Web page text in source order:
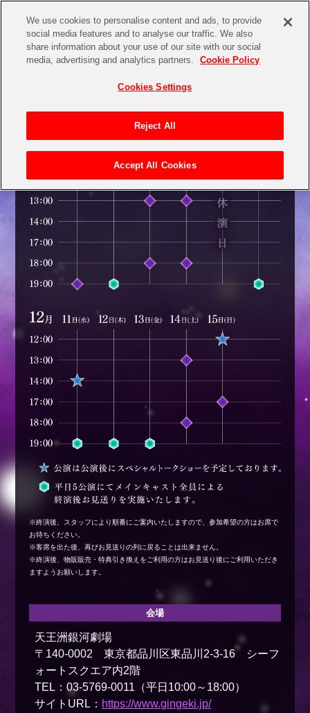
SCHEDULE
※終演後、スタッフにより順番にご案内いたしますので、参加希望の方はお席で
お待ちください。
※客席を出た後、再びお見送りの列に戻ることは出来ません。
※終演後、物販販売・特典引き換えをご利用の方はお見送り後にご利用いただき
ますようお願いします。
会場
天王洲銀河劇場
〒140-0002 東京都品川区東品川2-3-16 シーフ
ォートスクエア内2階
TEL：03-5769-0011（平日10:00～18:00）
サイトURL： https://www.gingeki.jp/
We use cookies to personalise content and ads, to provide
social media features and to analyse our traffic. We also
share information about your use of our site with our social
media, advertising and analytics partners.
Cookie Policy
Cookies Settings
Reject All
Accept All Cookies